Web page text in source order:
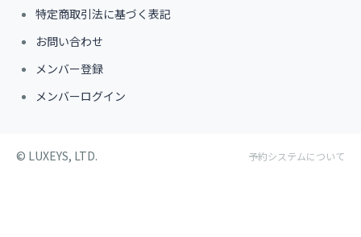
特定商取引法に基づく表記
お問い合わせ
メンバー登録
メンバーログイン
©︎ LUXEYS, LTD. 予約システムについて